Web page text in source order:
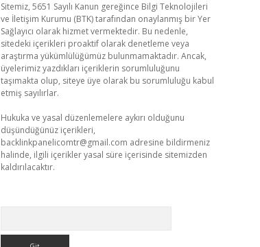
Sitemiz, 5651 Sayılı Kanun gereğince Bilgi Teknolojileri
ve İletişim Kurumu (BTK) tarafından onaylanmış bir Yer
Sağlayıcı olarak hizmet vermektedir. Bu nedenle,
sitedeki içerikleri proaktif olarak denetleme veya
araştırma yükümlülüğümüz bulunmamaktadır. Ancak,
üyelerimiz yazdıkları içeriklerin sorumluluğunu
taşımakta olup, siteye üye olarak bu sorumluluğu kabul
etmiş sayılırlar.
Hukuka ve yasal düzenlemelere aykırı olduğunu
düşündüğünüz içerikleri,
backlinkpanelicomtr@gmail.com adresine bildirmeniz
halinde, ilgili içerikler yasal süre içerisinde sitemizden
kaldırılacaktır.